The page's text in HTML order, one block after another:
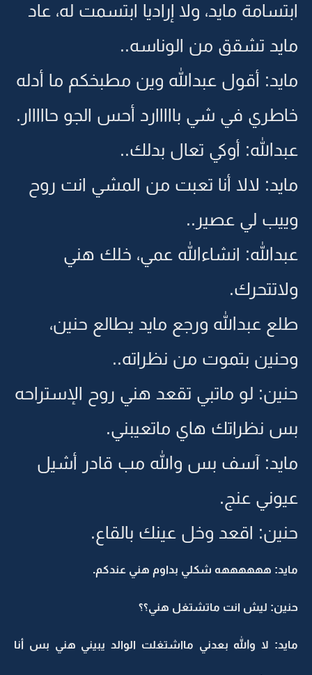
ابتسامة مايد، ولا إراديا ابتسمت له، عاد
مايد تشقق من الوناسه..
مايد: أقول عبدالله وين مطبخكم ما أدله
خاطري في شي بااااارد أحس الجو حااااار.
عبدالله: أوكي تعال بدلك..
مايد: لالا أنا تعبت من المشي انت روح
وييب لي عصير..
عبدالله: انشاءالله عمي، خلك هني
ولاتتحرك.
طلع عبدالله ورجع مايد يطالع حنين،
وحنين بتموت من نظراته..
حنين: لو ماتبي تقعد هني روح الإستراحه
بس نظراتك هاي ماتعيبني.
مايد: آسف بس والله مب قادر أشيل
عيوني عنج.
حنين: اقعد وخل عينك بالقاع.
مايد: ههههههه شكلي بداوم هني عندكم.
حنين: ليش انت ماتشتغل هني؟؟
مايد: لا والله بعدني مااشتغلت الوالد يبيني هني بس أنا